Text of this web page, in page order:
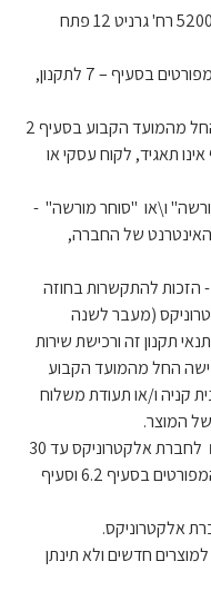
3.1. "החברה" - מיניליין בע"מ ח.פ. 520039116 רח' גרניט 12 פתח
3.2. "המוצר" תנור בנוי מרשימת הדגמים המפורטים בסעיף – 7 לתקנון,
3.3. "לקוח" – כל אדם שירכוש את המוצר החל מהמועד הקבוע בסעיף 2
תאגיד, לקוח עסקי או
מורשה" ו\או "סוחר מורשה" -
של החברה,
- הזכות להתקשרות בחוזה
(מעבר לשנה
תקנון זה ורכישת שירות
החל מהמועד הקבוע
קניה ו/או תעודת משלוח
המוצר.
3.6. "מימוש" – משמעו תשלום בסך 199 ₪ לחברת אלקטרוניקס עד 30
ימים מיום רכישת המוצר ובהתאם לתנאים המפורטים בסעיף 6.2 וסעיף
למוצרים חדשים ולא תינתן